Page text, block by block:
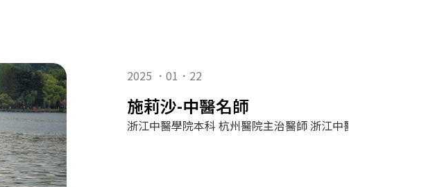
2025 ．01．22
施莉沙-中醫名師
浙江中醫學院本科 杭州醫院主治醫師 浙江中醫學院講師